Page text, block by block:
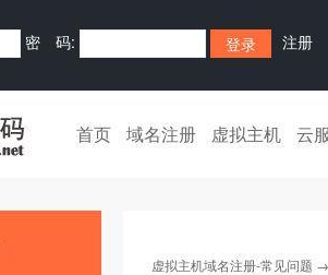
密 码: 注册
首页 域名注册 虚拟主机 云
虚拟主机域名注册-常见问题